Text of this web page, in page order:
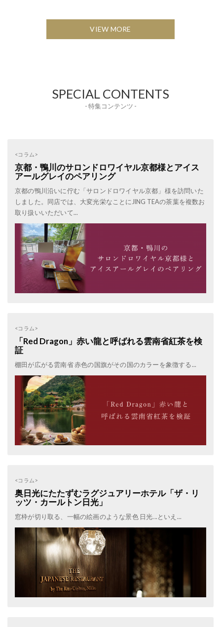
VIEW MORE
SPECIAL CONTENTS
- 特集コンテンツ -
<コラム>
京都・鴨川のサロンドロワイヤル京都様とアイス
アールグレイのペアリング
京都の鴨川沿いに佇む「サロンドロワイヤル京都」様を訪問いた
しました。同店では、大変光栄なことにJING TEAの茶葉を複数お
取り扱いいただいて...
<コラム>
「Red Dragon」赤い龍と呼ばれる雲南省紅茶を検
証
棚田が広がる雲南省 赤色の国旗がその国のカラーを象徴する...
<コラム>
奥日光にたたずむラグジュアリーホテル「ザ・リ
ッツ・カールトン日光」
窓枠が切り取る、一幅の絵画のような景色 日光...といえ...